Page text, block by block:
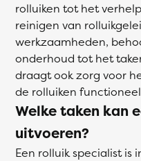
rolluiken tot het
reinigen van
werkzaamheden,
onderhoud tot het
draagt ook zorg voor
de rolluiken
Welke taken kan
uitvoeren?
Een rolluik specialist is